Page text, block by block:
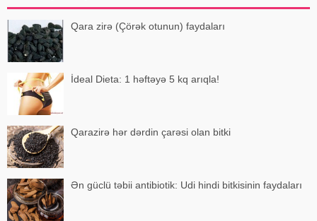
Qara zirə (Çörək otunun) faydaları
İdeal Dieta: 1 həftəyə 5 kq arıqla!
Qarazirə hər dərdin çarəsi olan bitki
Ən güclü təbii antibiotik: Udi hindi bitkisinin faydaları